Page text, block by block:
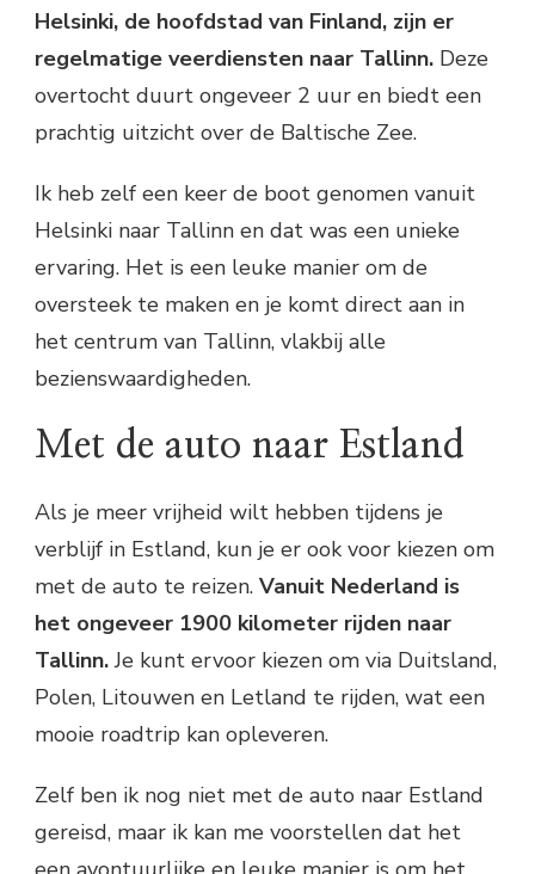
Helsinki, de hoofdstad van Finland, zijn er
regelmatige veerdiensten naar Tallinn. Deze
overtocht duurt ongeveer 2 uur en biedt een
prachtig uitzicht over de Baltische Zee.
Ik heb zelf een keer de boot genomen vanuit
Helsinki naar Tallinn en dat was een unieke
ervaring. Het is een leuke manier om de
oversteek te maken en je komt direct aan in
het centrum van Tallinn, vlakbij alle
bezienswaardigheden.
Met de auto naar Estland
Als je meer vrijheid wilt hebben tijdens je
verblijf in Estland, kun je er ook voor kiezen om
met de auto te reizen. Vanuit Nederland is
het ongeveer 1900 kilometer rijden naar
Tallinn.Je kunt ervoor kiezen om via Duitsland,
Polen, Litouwen en Letland te rijden, wat een
mooie roadtrip kan opleveren.
Zelf ben ik nog niet met de auto naar Estland
gereisd, maar ik kan me voorstellen dat het